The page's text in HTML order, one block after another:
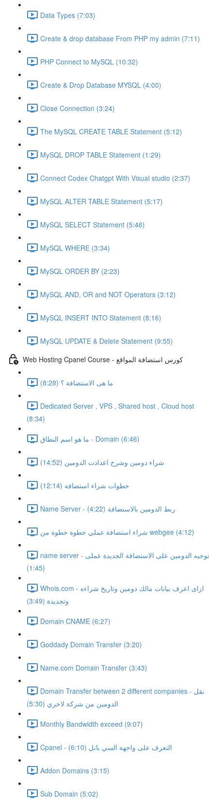
Data Types (7:03)
Create & drop database From PHP my admin (7:11)
PHP Connect to MySQL (10:32)
Create & Drop Database MYSQL (4:00)
Close Connection (3:24)
The MySQL CREATE TABLE Statement (5:12)
MySQL DROP TABLE Statement (1:29)
Connect Codex Chatgpt With Visual studio (2:37)
MySQL ALTER TABLE Statement (5:17)
MySQL SELECT Statement (5:46)
MySQL WHERE (3:34)
MySQL ORDER BY (2:23)
MySQL AND, OR and NOT Operators (3:12)
MySQL INSERT INTO Statement (8:16)
MySQL UPDATE & Delete Statement (9:55)
Web Hosting Cpanel Course - كورس استضافة المواقع
ما هى الاستضافة ؟ (8:28)
Dedicated Server , VPS , Shared host , Cloud host
(8:34)
ما هو اسم النطاق - Domain (6:46)
شراء دومين وشرح اعدادت الدومين (14:52)
خطوات شراء استضافة (12:14)
Name Server - ربط الدومين بالاستضافة (4:22)
شراء استضافة عملي خطوة خطوة من webgee (4:12)
name server - توجيه الدومين على الاستضافة الجديدة عملى
(1:45)
Whois.com - ازاى اعرف بيانات مالك دومين وتاريخ شراءه
وتجديدة (3:49)
Domain CNAME (6:27)
Goddady Domain Transfer (3:20)
Name.com Domain Transfer (3:43)
Domain Transfer between 2 different companies - نقل
الدومين من شركة لاخري (5:30)
Monthly Bandwidth exceed (9:07)
Cpanel - التعرف على واجهة السي بانل (6:10)
Addon Domains (3:15)
Sub Domain (5:02)